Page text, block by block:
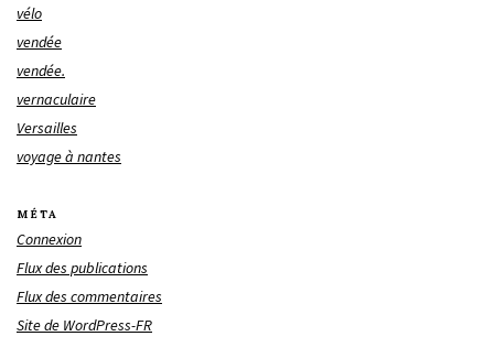
vélo
vendée
vendée.
vernaculaire
Versailles
voyage à nantes
MÉTA
Connexion
Flux des publications
Flux des commentaires
Site de WordPress-FR